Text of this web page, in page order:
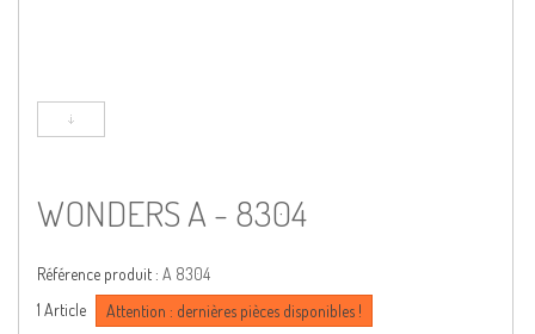
WONDERS A - 8304
Référence produit : A 8304
1 Article Attention : dernières pièces disponibles !